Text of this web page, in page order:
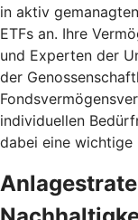
in aktiv
ETFs an. Ihre
und Experten der
der
individuellen
dabei eine wichtige